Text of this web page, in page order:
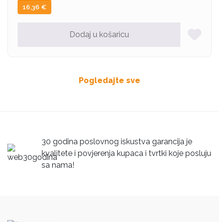
16,36 €
Dodaj u košaricu
Pogledajte sve
30 godina poslovnog iskustva garancija je
kvalitete i povjerenja kupaca i tvrtki koje posluju
sa nama!